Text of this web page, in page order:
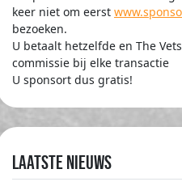
keer niet om eerst
bezoeken.
U betaalt hetzelfde en The
commissie bij elke transactie
U sponsort dus gratis!
Laatste nieuws